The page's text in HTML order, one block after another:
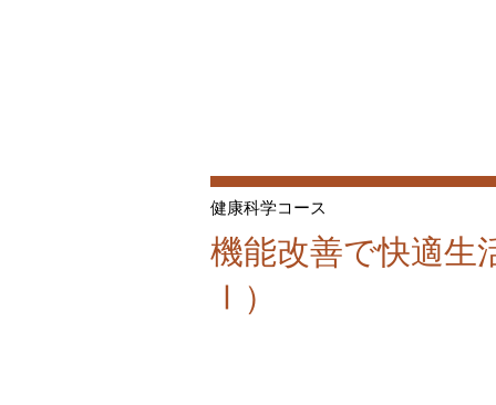
健康科学コース
機能改善で快適
Ⅰ）